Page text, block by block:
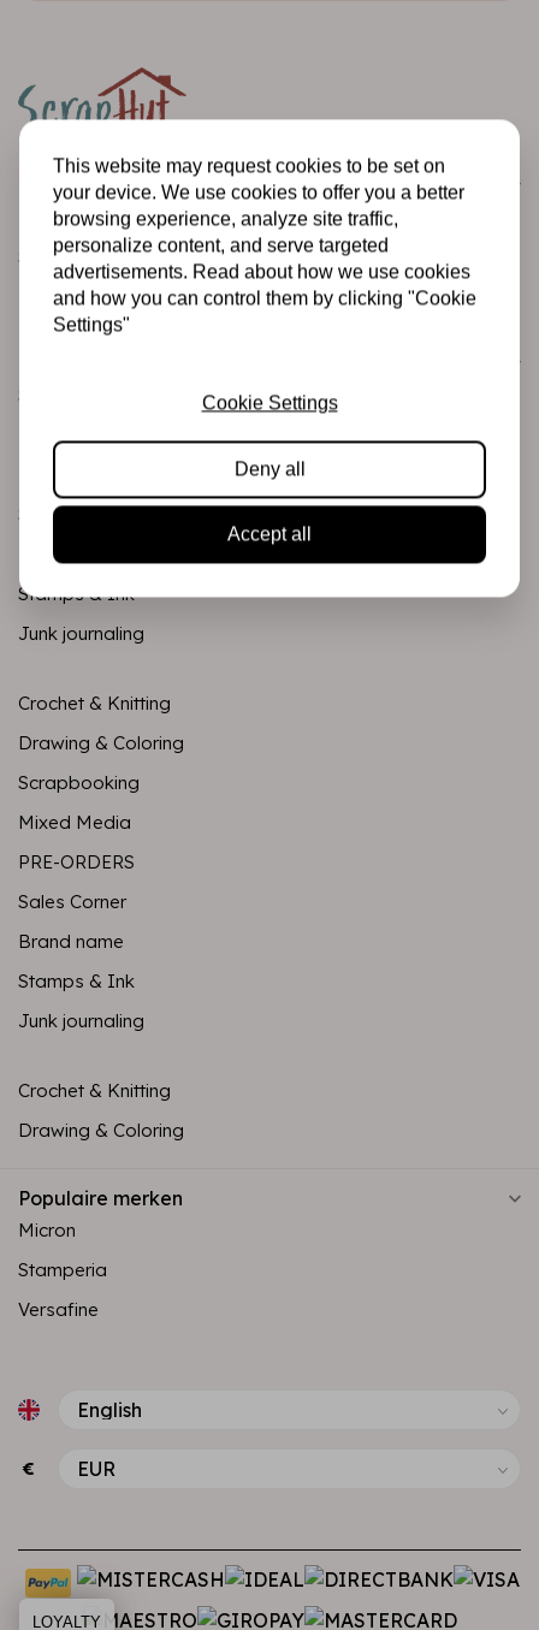
Customer service
Informatie
Shipping and returns
Betalingsmogelijkheden
Scrapbooking
Mixed Media
Sales Corner
Brand name
Stamps & Ink
Junk journaling
Crochet & Knitting
Drawing & Coloring
Scrapbooking
Mixed Media
PRE-ORDERS
Sales Corner
Brand name
Stamps & Ink
Junk journaling
Crochet & Knitting
Drawing & Coloring
Populaire merken
Micron
Stamperia
Versafine
€
This website may request cookies to be set on
your device. We use cookies to offer you a better
browsing experience, analyze site traffic,
personalize content, and serve targeted
advertisements. Read about how we use cookies
and how you can control them by clicking "Cookie
Settings"
Cookie Settings
Deny all
Accept all
LOYALTY